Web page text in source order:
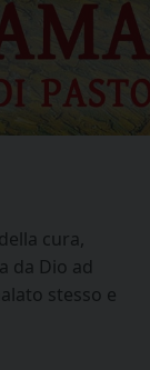
cura,
da Dio ad
stesso e